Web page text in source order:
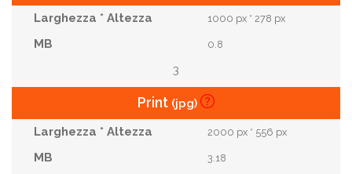
1000 px * 278 px
0.8
3
Print (jpg)
2000 px * 556 px
3.18